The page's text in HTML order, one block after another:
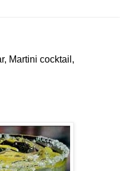
Martini cocktail,